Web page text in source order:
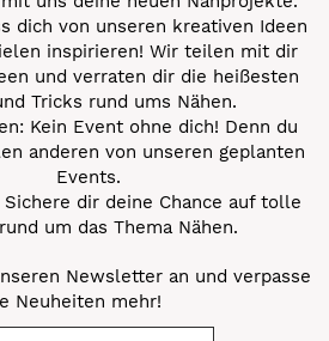
dich von unseren kreativen Ideen
inspirieren! Wir teilen mit dir
und verraten dir die heißesten
Tricks rund ums Nähen.
Kein Event ohne dich! Denn du
anderen von unseren geplanten
Events.
dir deine Chance auf tolle
um das Thema Nähen.
Newsletter an und verpasse
Neuheiten mehr!